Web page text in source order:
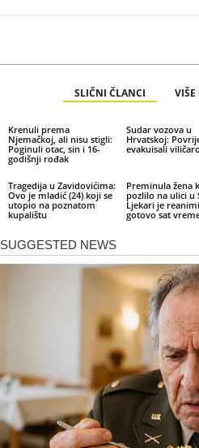
SLIČNI ČLANCI
Krenuli prema
Njemačkoj, ali nisu stigli:
Poginuli otac, sin i 16-
godišnji rođak
Sudar vozova u
Hrvatskoj:
evakuisali
Tragedija u Zavidovićima:
Ovo je mladić (24) koji se
utopio na poznatom
kupalištu
Preminula žena
pozlilo na ulici u
Ljekari je
gotovo sat